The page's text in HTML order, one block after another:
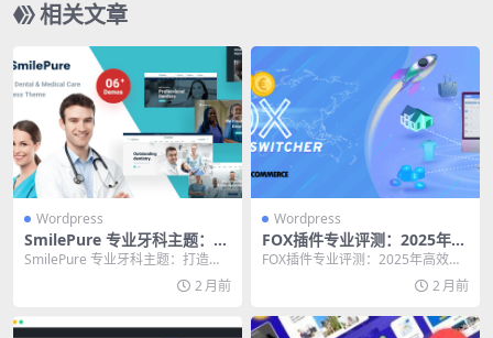
相关文章
Wordpress
SmilePure 专业牙科主题：打
造诊所网站的终极解决方案
SmilePure 专业牙科主题：打造诊
所网站的终极解决方案 💡 核心提
2 月前
Wordpress
FOX插件专业评测：2025年高
效内容发布终极指南
FOX插件专业评测：2025年高效内
容发布终极指南 如果你运营着一个
2 月前